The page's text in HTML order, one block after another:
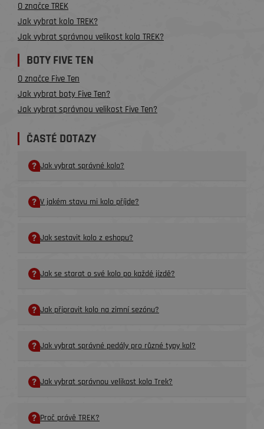
O značce TREK
Jak vybrat kolo TREK?
Jak vybrat správnou velikost kola TREK?
BOTY FIVE TEN
O značce Five Ten
Jak vybrat boty Five Ten?
Jak vybrat správnou velikost Five Ten?
ČASTÉ DOTAZY
Jak vybrat správné kolo?
V jakém stavu mi kolo příjde?
Jak sestavit kolo z eshopu?
Jak se starat o své kolo po každé jízdě?
Jak připravit kolo na zimní sezónu?
Jak vybrat správné pedály pro různé typy kol?
Jak vybrat správnou velikost kola Trek?
Proč právě TREK?